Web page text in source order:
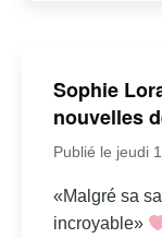
Sophie
nouvelles
Publié le jeudi
«Malgré sa
incroyable»